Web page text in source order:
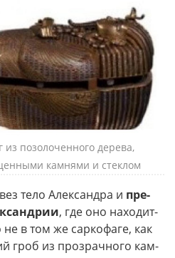
из позолоченного дерева,
камнями и стеклом
тело Алек­сандра и пре­
, где оно нахо­дит­
в том же сар­ко­фа­ге, как
гроб из про­зрач­но­го кам­